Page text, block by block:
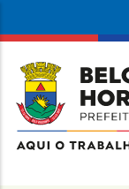
conteúdo
principal
da
Prefeitura
de